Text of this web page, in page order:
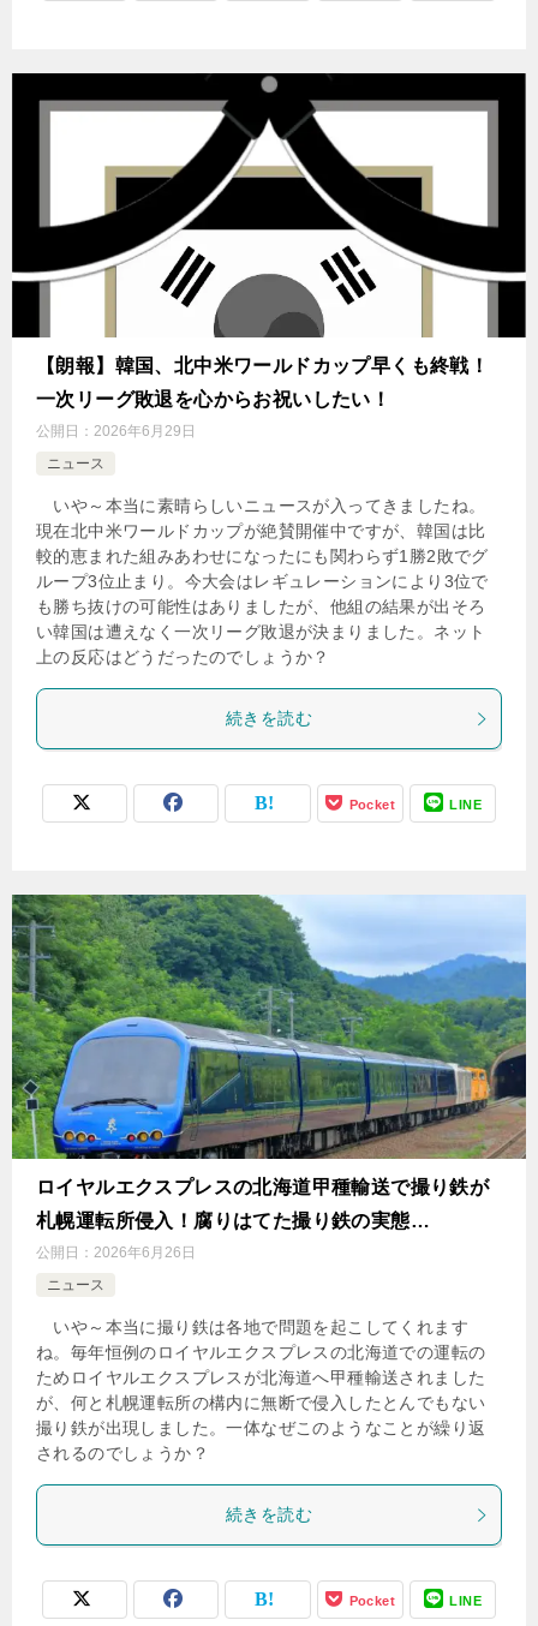
【朗報】韓国、北中米ワールドカップ早くも終戦！
一次リーグ敗退を心からお祝いしたい！
公開日： 2026年6月29日
ニュース
いや～本当に素晴らしいニュースが入ってきましたね。
現在北中米ワールドカップが絶賛開催中ですが、韓国は比
較的恵まれた組みあわせになったにも関わらず1勝2敗でグ
ループ3位止まり。今大会はレギュレーションにより3位で
も勝ち抜けの可能性はありましたが、他組の結果が出そろ
い韓国は遭えなく一次リーグ敗退が決まりました。ネット
上の反応はどうだったのでしょうか？
続きを読む
Pocket LINE
ロイヤルエクスプレスの北海道甲種輸送で撮り鉄が
札幌運転所侵入！腐りはてた撮り鉄の実態…
公開日： 2026年6月26日
ニュース
いや～本当に撮り鉄は各地で問題を起こしてくれます
ね。毎年恒例のロイヤルエクスプレスの北海道での運転の
ためロイヤルエクスプレスが北海道へ甲種輸送されました
が、何と札幌運転所の構内に無断で侵入したとんでもない
撮り鉄が出現しました。一体なぜこのようなことが繰り返
されるのでしょうか？
続きを読む
Pocket LINE